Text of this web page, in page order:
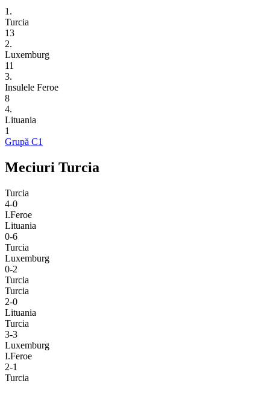
1.
Turcia
13
2.
Luxemburg
11
3.
Insulele Feroe
8
4.
Lituania
1
Grupă C1
Meciuri Turcia
Turcia
4-0
I.Feroe
Lituania
0-6
Turcia
Luxemburg
0-2
Turcia
Turcia
2-0
Lituania
Turcia
3-3
Luxemburg
I.Feroe
2-1
Turcia